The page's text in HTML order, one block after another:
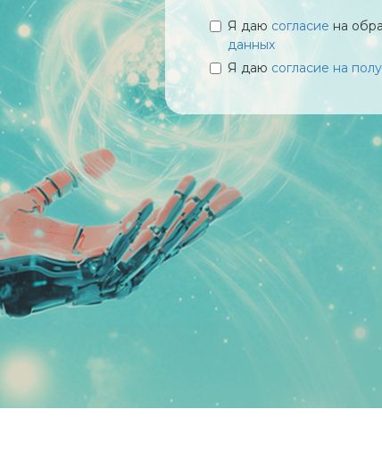
Я даю согласие на
данных
Я даю согласие на